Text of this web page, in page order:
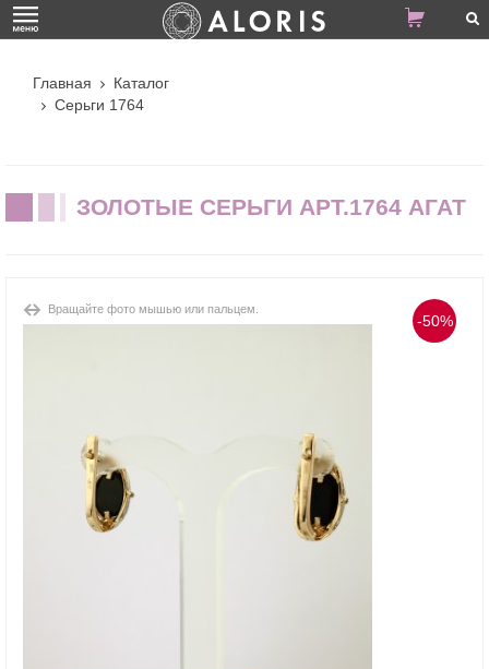
Главная
Каталог
Серьги 1764
ЗОЛОТЫЕ СЕРЬГИ АРТ.1764 АГАТ
-50%
Вращайте фото мышью или пальцем.